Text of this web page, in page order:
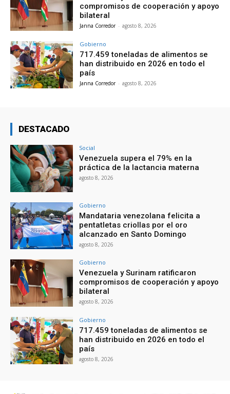
compromisos de cooperación y apoyo
bilateral
Janna Corredor - agosto 8, 2026
Gobierno
717.459 toneladas de alimentos se
han distribuido en 2026 en todo el
país
Janna Corredor - agosto 8, 2026
DESTACADO
Social
Venezuela supera el 79% en la
práctica de la lactancia materna
agosto 8, 2026
Gobierno
Mandataria venezolana felicita a
pentatletas criollas por el oro
alcanzado en Santo Domingo
agosto 8, 2026
Gobierno
Venezuela y Surinam ratificaron
compromisos de cooperación y apoyo
bilateral
agosto 8, 2026
Gobierno
717.459 toneladas de alimentos se
han distribuido en 2026 en todo el
país
agosto 8, 2026